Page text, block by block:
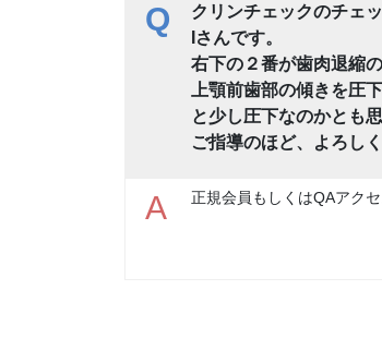
Q
クリンチェックのチェ
Iさんです。
右下の２番が歯肉退縮
上顎前歯部の傾きを圧
と少し圧下なのかとも
ご指導のほど、よろし
A 正規会員もしくはQAアク